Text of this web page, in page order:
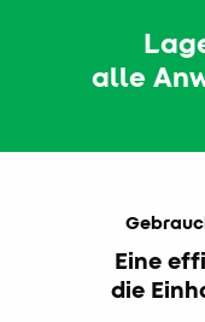
alle
Eine
die